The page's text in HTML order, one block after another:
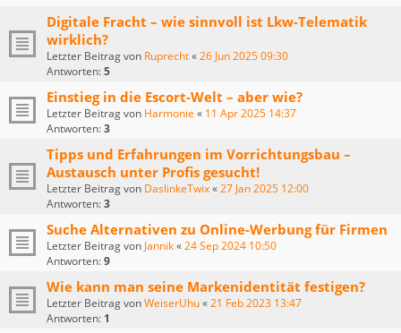
Digitale Fracht – wie sinnvoll ist Lkw-Telematik
wirklich?
Letzter Beitrag von Ruprecht«26 Jun 2025 09:30
Antworten:5
Einstieg in die Escort-Welt – aber wie?
Letzter Beitrag von Harmonie « 11 Apr 2025 14:37
Antworten:3
Tipps und Erfahrungen im Vorrichtungsbau –
Austausch unter Profis gesucht!
Letzter Beitrag von DaslinkeTwix«27 Jan 2025 12:00
Antworten:3
Suche Alternativen zu Online-Werbung für Firmen
Letzter Beitrag von Jannik«24 Sep 2024 10:50
Antworten:9
Wie kann man seine Markenidentität festigen?
Letzter Beitrag vonWeiserUhu«21 Feb 2023 13:47
Antworten: 1